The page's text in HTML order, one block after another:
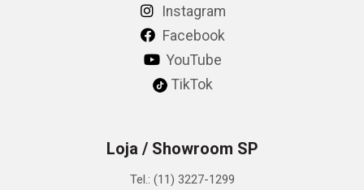
Instagram
Facebook
YouTube
TikTok
Loja / Showroom SP
Tel.: (11) 3227-1299